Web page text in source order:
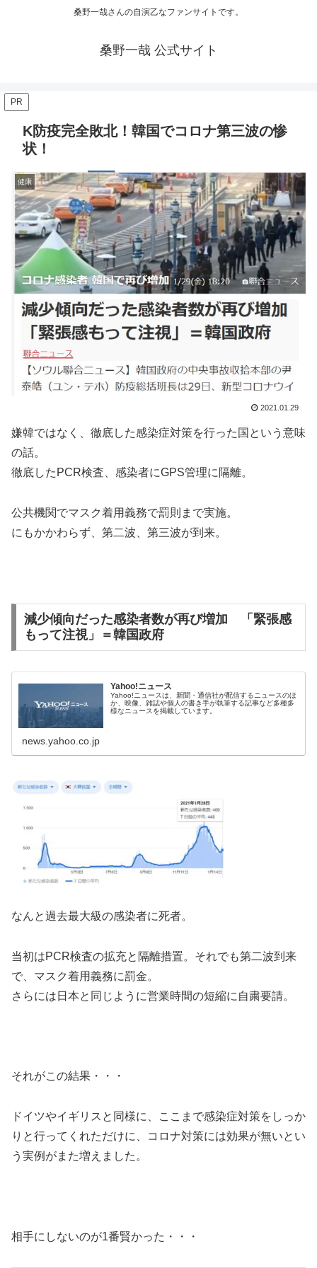
桑野一哉さんの自演乙なファンサイトです。
桑野一哉 公式サイト
PR
K防疫完全敗北！韓国でコロナ第三波の惨
状！
健康
2021.01.29
嫌韓ではなく、徹底した感染症対策を行った国という意味
の話。
徹底したPCR検査、感染者にGPS管理に隔離。
公共機関でマスク着用義務で罰則まで実施。
にもかかわらず、第二波、第三波が到来。
減少傾向だった感染者数が再び増加 「緊張感
もって注視」＝韓国政府
Yahoo!ニュース
Yahoo!ニュースは、新聞・通信社が配信するニュースのほ
か、映像、雑誌や個人の書き手が執筆する記事など多種多
様なニュースを掲載しています。
news.yahoo.co.jp
なんと過去最大級の感染者に死者。
当初はPCR検査の拡充と隔離措置。それでも第二波到来
で、マスク着用義務に罰金。
さらには日本と同じように営業時間の短縮に自粛要請。
それがこの結果・・・
ドイツやイギリスと同様に、ここまで感染症対策をしっか
りと行ってくれただけに、コロナ対策には効果が無いとい
う実例がまた増えました。
相手にしないのが1番賢かった・・・